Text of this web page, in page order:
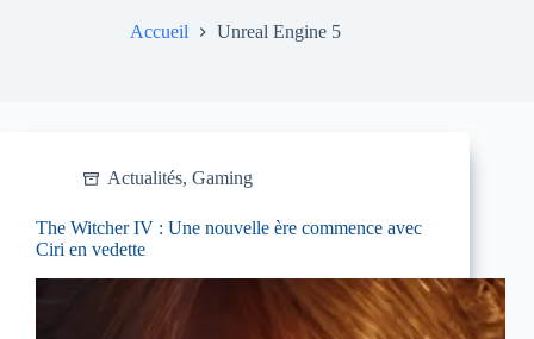
Accueil Unreal Engine 5
Actualités, Gaming
The Witcher IV : Une nouvelle ère commence avec
Ciri en vedette